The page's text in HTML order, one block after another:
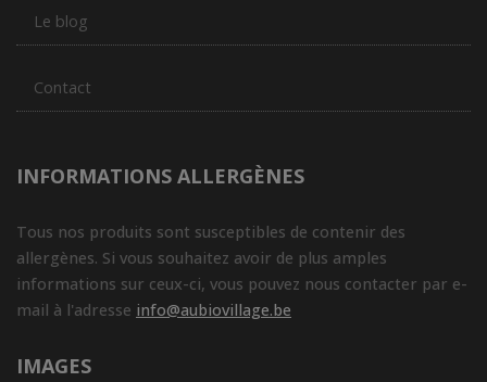
Le blog
Contact
INFORMATIONS ALLERGÈNES
Tous nos produits sont susceptibles de contenir des
allergènes. Si vous souhaitez avoir de plus amples
informations sur ceux-ci, vous pouvez nous contacter par e-
mail à l'adresse info@aubiovillage.be
IMAGES